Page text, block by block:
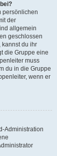
persönlichen
der
allgemein
geschlossen
kannst du ihr
die Gruppe eine
muss
du in die Gruppe
wenn er
Administration